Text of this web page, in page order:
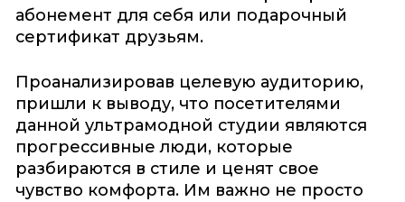
абонемент для себя или подарочный
сертификат друзьям.
Проанализировав целевую аудиторию,
пришли к выводу, что посетителями
данной ультрамодной студии являются
прогрессивные люди, которые
разбираются в стиле и ценят свое
чувство комфорта. Им важно не просто